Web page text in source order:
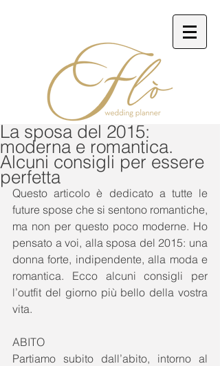
La sposa del 2015:
moderna e romantica.
Alcuni consigli per essere
perfetta
Questo articolo è dedicato a tutte le
future spose che si sentono romantiche,
ma non per questo poco moderne. Ho
pensato a voi, alla sposa del 2015: una
donna forte, indipendente, alla moda e
romantica. Ecco alcuni consigli per
l’outfit del giorno più bello della vostra
vita.
ABITO
Partiamo subito dall’abito, intorno al